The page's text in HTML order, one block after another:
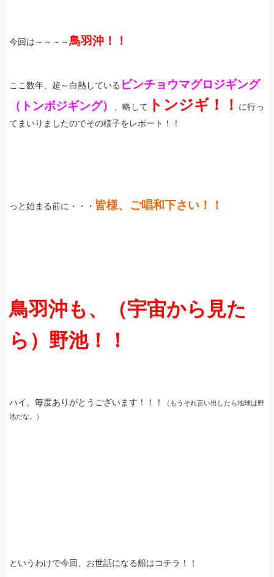
今回は～～～～ 鳥羽沖！！
ここ数年、超～白熱している ビンチョウマグロジギング
（トンボジギング）
、略して トンジギ！！
に行っ
てまいりましたのでその様子をレポート！！
っと始まる前に・・・ 皆様、ご唱和下さい！！
鳥羽沖も、（宇宙から見た
ら）野池！！
ハイ、毎度ありがとうございます！！！
（もうそれ言い出したら地球は野
池だな。）
というわけで今回、お世話になる船はコチラ！！